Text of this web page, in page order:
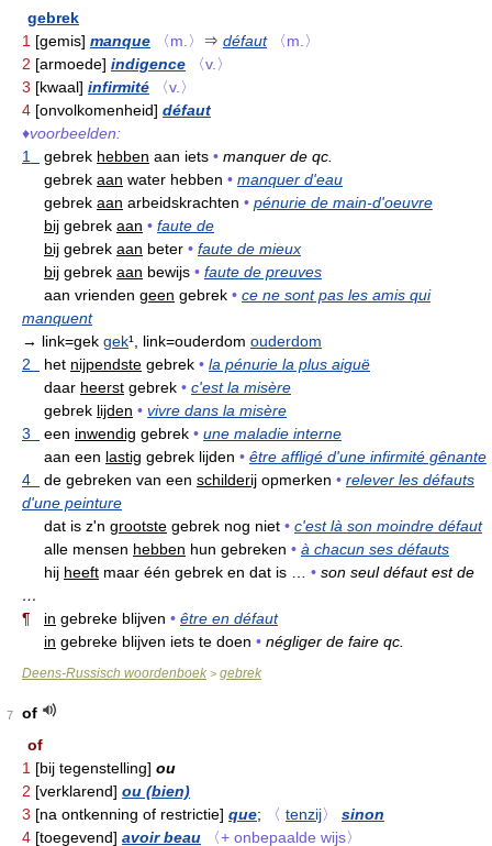
gebrek
1 [gemis] manque 〈m.〉 ⇒ défaut
〈m.〉
2 [armoede] indigence
〈v.〉
3 [kwaal] infirmité
〈v.〉
4 [onvolkomenheid] défaut
♦voorbeelden:
1
gebrek hebben aan iets • manquer de qc.
gebrek aan water hebben • manquer d'eau
gebrek aan arbeidskrachten • pénurie de main-d'oeuvre
bij gebrek aan • faute de
bij gebrek aan beter • faute de mieux
bij gebrek aan bewijs • faute de preuves
aan vrienden geen gebrek • ce ne sont pas les amis qui
manquent
→ link=gek gek¹, link=ouderdom ouderdom
2
het nijpendste gebrek • la pénurie la plus aiguë
daar heerst gebrek • c'est la misère
gebrek lijden • vivre dans la misère
3
een inwendig gebrek • une maladie interne
aan een lastig gebrek lijden • être affligé d'une infirmité gênante
4
de gebreken van een schilderij opmerken • relever les défauts
d'une peinture
dat is z'n grootste gebrek nog niet • c'est là son moindre défaut
alle mensen hebben hun gebreken • à chacun ses défauts
hij heeft maar één gebrek en dat is … • son seul défaut est de
…
¶ in gebreke blijven • être en défaut
in gebreke blijven iets te doen • négliger de faire qc.
Deens-Russisch woordenboek > gebrek
7
of
of
1 [bij tegenstelling] ou
2 [verklarend] ou (bien)
3 [na ontkenning of restrictie] que; 〈 tenzij〉
sinon
4 [toegevend] avoir beau
〈+ onbepaalde wijs〉